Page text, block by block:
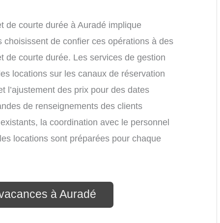
de courte durée à Auradé implique
de confier ces opérations à des
de courte durée. Les services de gestion
locations sur les canaux de réservation
l’ajustement des prix pour des dates
de renseignements des clients
la coordination avec le personnel
locations sont préparées pour chaque
à Auradé